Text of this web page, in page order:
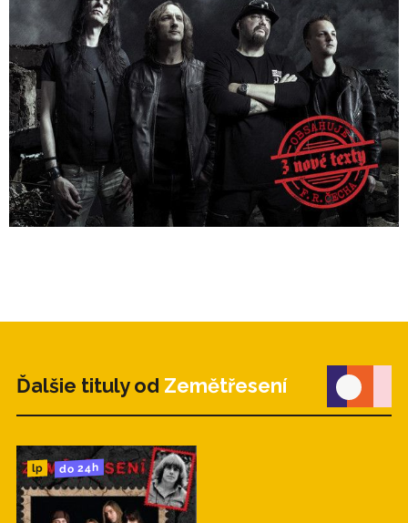
Ďalšie tituly od Zemětřesení
lp do 24h